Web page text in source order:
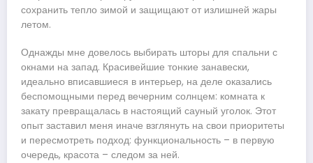
сохранить тепло зимой и защищают от излишней жары
летом.
Однажды мне довелось выбирать шторы для спальни с
окнами на запад. Красивейшие тонкие занавески,
идеально вписавшиеся в интерьер, на деле оказались
беспомощными перед вечерним солнцем: комната к
закату превращалась в настоящий сауный уголок. Этот
опыт заставил меня иначе взглянуть на свои приоритеты
и пересмотреть подход: функциональность – в первую
очередь, красота – следом за ней.